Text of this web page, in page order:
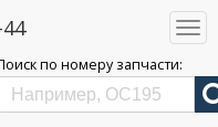
по номеру запчасти:
> Шины > KAMA > ALGA